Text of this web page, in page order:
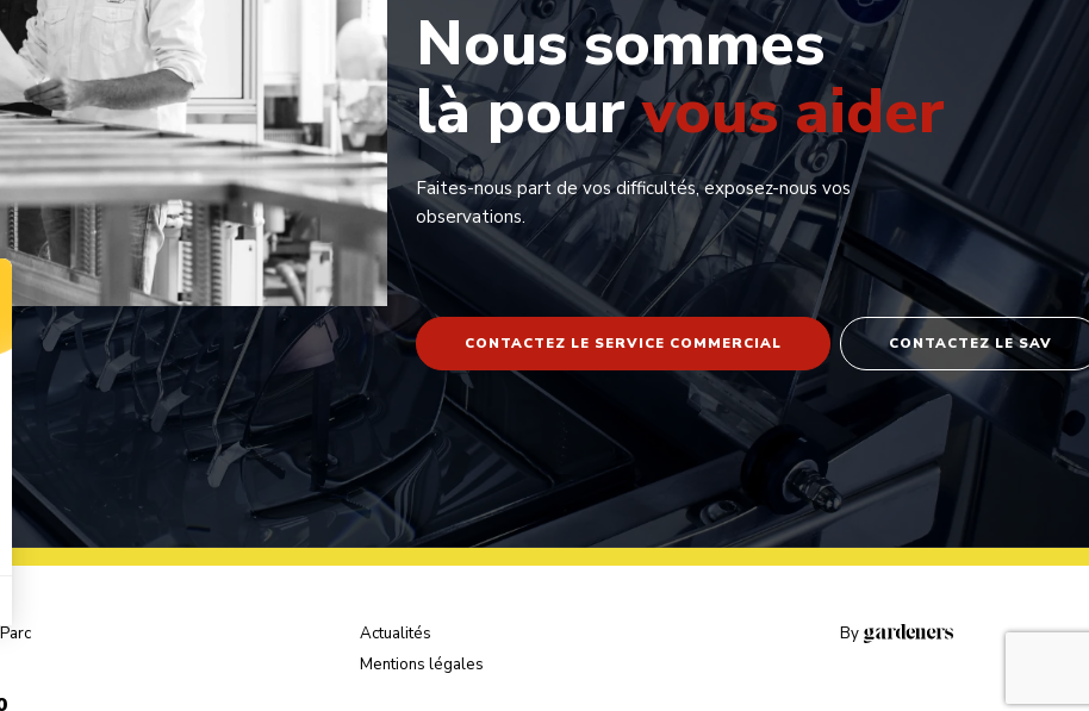
Nous sommes
là pourvous aider
Faites-nous part de vos difficultés, exposez-nous vos
observations.
CONTACTEZ LE SERVICE COMMERCIAL CONTACTEZ LE SAV
Actualités
Mentions légales
By